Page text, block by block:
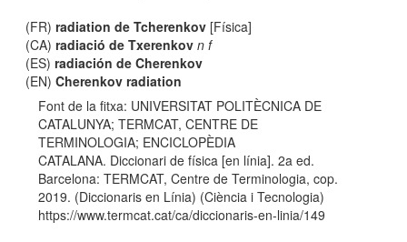
(FR)radiation de Tcherenkov [Física]
(CA)radiació de Txerenkov n f
(ES)radiación de Cherenkov
(EN)Cherenkov radiation
Font de la fitxa: UNIVERSITAT POLITÈCNICA DE
CATALUNYA; TERMCAT, CENTRE DE
TERMINOLOGIA; ENCICLOPÈDIA
CATALANA. Diccionari de física [en línia]. 2a ed.
Barcelona: TERMCAT, Centre de Terminologia, cop.
2019. (Diccionaris en Línia) (Ciència i Tecnologia)
https://www.termcat.cat/ca/diccionaris-en-linia/149